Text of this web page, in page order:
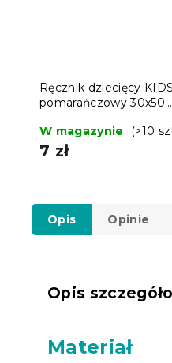
Ręcznik dziecięcy KIDS
pomarańczowy 30x50
W magazynie
(>10
7 zł
Opis Opinie
Opis
Materiał